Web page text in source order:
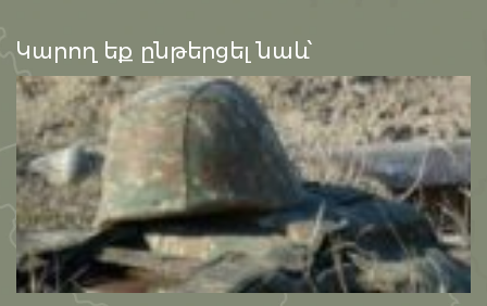
Կարող եք ընթերցել նաև՝